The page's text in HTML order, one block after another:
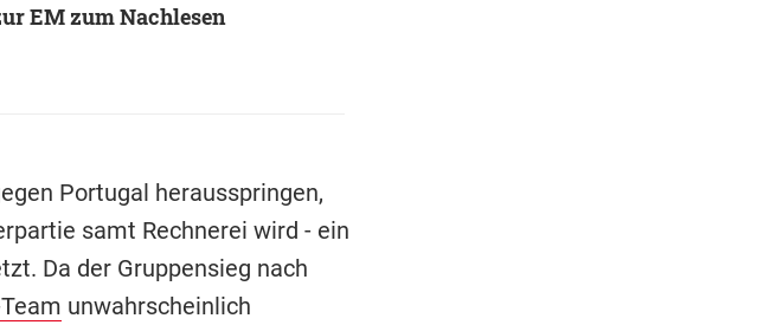
EM zum Nachlesen
Portugal herausspringen,
samt Rechnerei wird - ein
Da der Gruppensieg nach
unwahrscheinlich